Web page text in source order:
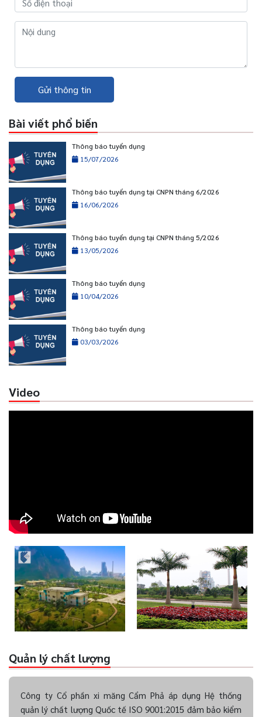
Gửi thông tin
Bài viết phổ biến
Thông báo tuyển dụng
15/07/2026
Thông báo tuyển dụng tại CNPN tháng 6/2026
16/06/2026
Thông báo tuyển dụng tại CNPN tháng 5/2026
13/05/2026
Thông báo tuyển dụng
10/04/2026
Thông báo tuyển dụng
03/03/2026
Video
Quản lý chất lượng
Công ty Cổ phần xi măng Cẩm Phả áp dụng Hệ thống
quản lý chất lượng Quốc tế ISO 9001:2015 đảm bảo kiểm